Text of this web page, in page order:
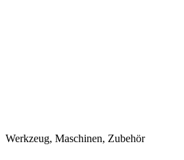
Werkzeug, Maschinen, Zubehör